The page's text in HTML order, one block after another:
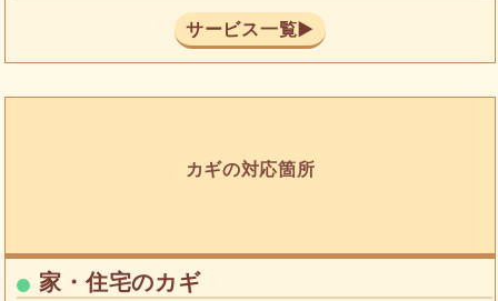
サービス一覧▶
カギの対応箇所
家・住宅のカギ